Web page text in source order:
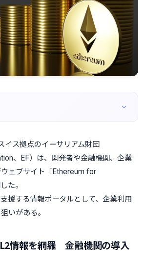
イス拠点のイーサリアム財団
、EF）は、開発者や金融機関、企業
ェブサイト「Ethereum for
た。
援する情報ポータルとして、企業利用
いがある。
情報を網羅 金融機関の導入